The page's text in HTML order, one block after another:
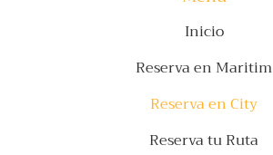
Inicio
Reserva en Maritim
Reserva en City
Reserva tu Ruta